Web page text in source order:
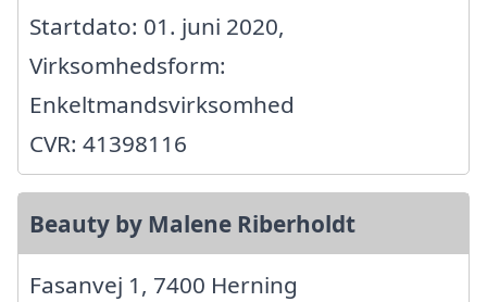
Startdato: 01. juni 2020,
Virksomhedsform:
Enkeltmandsvirksomhed
CVR: 41398116
Beauty by Malene Riberholdt
Fasanvej 1, 7400 Herning